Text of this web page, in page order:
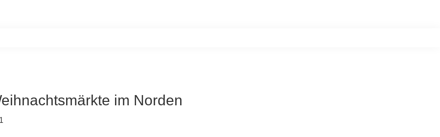
im Norden